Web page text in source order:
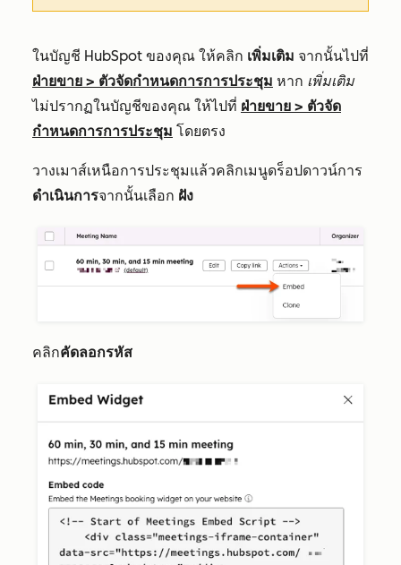
ในบัญชี HubSpot ของคุณ ให้คลิก เพิ่มเติม จากนั้นไปที่
ฝ่ายขาย > ตัวจัดกำหนดการการประชุม หาก เพิ่มเติม
ไม่ปรากฏในบัญชีของคุณ ให้ไปที่ ฝ่ายขาย > ตัวจัด
กำหนดการการประชุม โดยตรง
วางเมาส์เหนือการประชุมแล้วคลิกเมนูดร็อปดาวน์การ
ดำเนินการจากนั้นเลือก ฝัง
คลิกคัดลอกรหัส